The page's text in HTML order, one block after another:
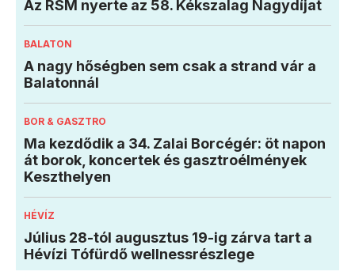
Az RSM nyerte az 58. Kékszalag Nagydíjat
BALATON
A nagy hőségben sem csak a strand vár a
Balatonnál
BOR & GASZTRO
Ma kezdődik a 34. Zalai Borcégér: öt napon
át borok, koncertek és gasztroélmények
Keszthelyen
HÉVÍZ
Július 28-tól augusztus 19-ig zárva tart a
Hévízi Tófürdő wellnessrészlege